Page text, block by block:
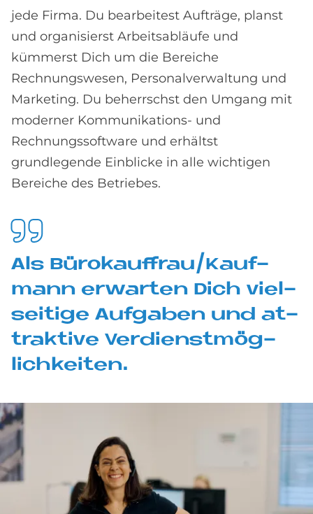
jede Firma. Du bearbeitest Aufträge, planst
und organisierst Arbeitsabläufe und
kümmerst Dich um die Bereiche
Rechnungswesen, Personalverwaltung und
Marketing. Du beherrschst den Umgang mit
moderner Kommunikations- und
Rechnungssoftware und erhältst
grundlegende Einblicke in alle wichtigen
Bereiche des Betriebes.
Als Bü­ro­kauf­frau/Kauf­
mann er­war­ten Dich viel­
sei­ti­ge Auf­ga­ben und at­
trak­ti­ve Ver­dienst­mög­
lich­kei­ten.